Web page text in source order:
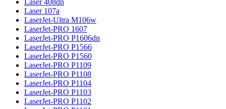
Laser 107a
LaserJet-Ultra M106w
LaserJet-PRO 1607
LaserJet-PRO P1606dn
LaserJet-PRO P1566
LaserJet-PRO P1560
LaserJet-PRO P1109
LaserJet-PRO P1108
LaserJet-PRO P1104
LaserJet-PRO P1103
LaserJet-PRO P1102